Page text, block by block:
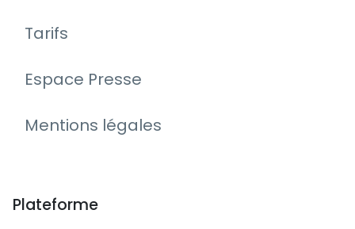
Tarifs
Espace Presse
Mentions légales
Plateforme